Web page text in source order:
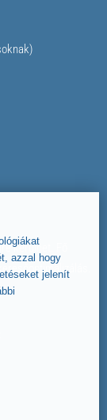
kerülhet. Fő
azzal hogy
jelenít